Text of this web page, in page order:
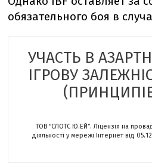
обязательного боя в
УЧАСТЬ В
ІГРОВУ
ТОВ “СЛОТС Ю.ЕЙ”. Ліцензія на
діяльності у мережі Інтернет від